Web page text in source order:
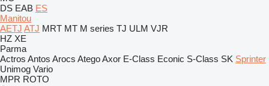
DS EAB ES
Manitou
AETJ ATJ MRT MT M series TJ ULM VJR
HZ XE
Parma
Actros Antos Arocs AtegoAxor E-Class Econic S-Class SK Sprinter
Unimog Vario
MPR ROTO